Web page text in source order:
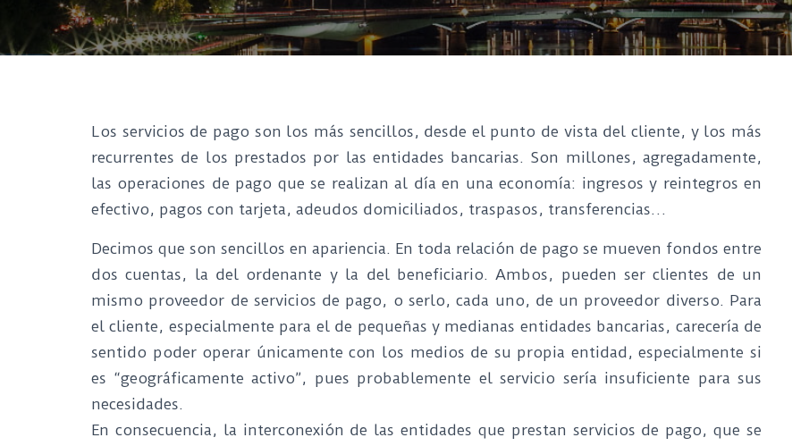
Los servicios de pago son los más sencillos, desde el punto de vista del cliente, y los más
recurrentes de los prestados por las entidades bancarias. Son millones, agregadamente,
las operaciones de pago que se realizan al día en una economía: ingresos y reintegros en
efectivo, pagos con tarjeta, adeudos domiciliados, traspasos, transferencias…
Decimos que son sencillos en apariencia. En toda relación de pago se mueven fondos entre
dos cuentas, la del ordenante y la del beneficiario. Ambos, pueden ser clientes de un
mismo proveedor de servicios de pago, o serlo, cada uno, de un proveedor diverso. Para
el cliente, especialmente para el de pequeñas y medianas entidades bancarias, carecería de
sentido poder operar únicamente con los medios de su propia entidad, especialmente si
es “geográficamente activo”, pues probablemente el servicio sería insuficiente para sus
necesidades.
En consecuencia, la interconexión de las entidades que prestan servicios de pago, que se